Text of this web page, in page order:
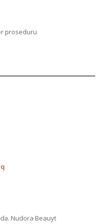
proseduru
Nudora Beauyt